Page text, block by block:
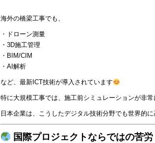
海外の橋梁工事でも、
・ドローン測量
・3D施工管理
・BIM/CIM
・AI解析
など、最新ICT技術が導入されています
特に大規模工事では、施工前シミュレーションが非常
日本企業は、こうしたデジタル技術分野でも世界的
国際プロジェクトならではの苦労